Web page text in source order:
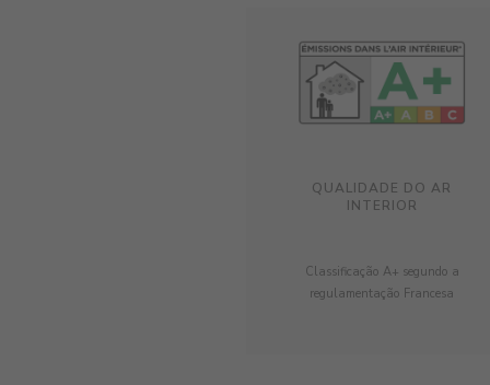
QUALIDADE DO AR
INTERIOR
Classificação A+ segundo a
regulamentação Francesa